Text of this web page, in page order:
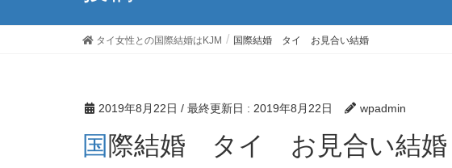
タイ女性との国際結婚はKJM 国際結婚 タイ お見合い結婚
2019年8月22日 / 最終更新日 : 2019年8月22日 wpadmin
国際結婚 タイ お見合い結婚